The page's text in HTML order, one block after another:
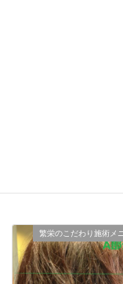
繁栄のこだわり施術メ